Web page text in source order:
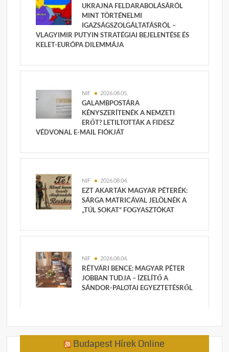
UKRAJNA FELDARABOLÁSÁRÓL
MINT TÖRTÉNELMI
IGAZSÁGSZOLGÁLTATÁSRÓL –
VLAGYIMIR PUTYIN STRATÉGIAI BEJELENTÉSE ÉS
KELET-EURÓPA DILEMMÁJA
NIF 2026.08.05.
GALAMBPOSTÁRA
KÉNYSZERÍTENÉK A NEMZETI
ERŐT? LETILTOTTÁK A FIDESZ
VÉDVONAL E-MAIL FIÓKJÁT
NIF 2026.08.04.
EZT AKARTÁK MAGYAR PÉTERÉK:
SÁRGA MATRICÁVAL JELÖLNÉK A
„TÚL SOKAT” FOGYASZTÓKAT
NIF 2026.08.04.
RÉTVÁRI BENCE: MAGYAR PÉTER
JOBBAN TUDJA – ÍZELÍTŐ A
SÁNDOR-PALOTAI EGYEZTETÉSRŐL
Budapest Hírek Online